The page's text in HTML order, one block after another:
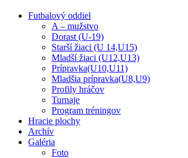
Futbalový oddiel
A – mužstvo
Dorast (U-19)
Starší žiaci (U 14,U15)
Mladší žiaci (U12,U13)
Prípravka(U10,U11)
Mladšia prípravka(U8,U9)
Profily hráčov
Turnaje
Program tréningov
Hracie plochy
Archív
Galéria
Foto